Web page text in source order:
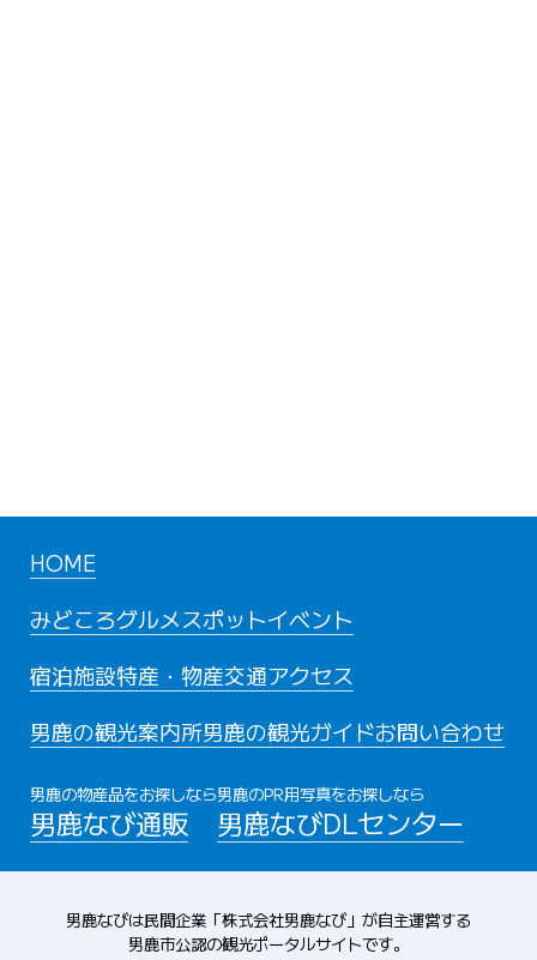
HOME
みどころグルメスポットイベント
宿泊施設特産・物産交通アクセス
男鹿の観光案内所男鹿の観光ガイドお問い合わせ
男鹿の物産品をお探しなら
男鹿なび通販
男鹿のPR用写真をお探しなら
男鹿なびDLセンター
男鹿なびは民間企業「株式会社男鹿なび」が自主運営する
男鹿市公認の観光ポータルサイトです。